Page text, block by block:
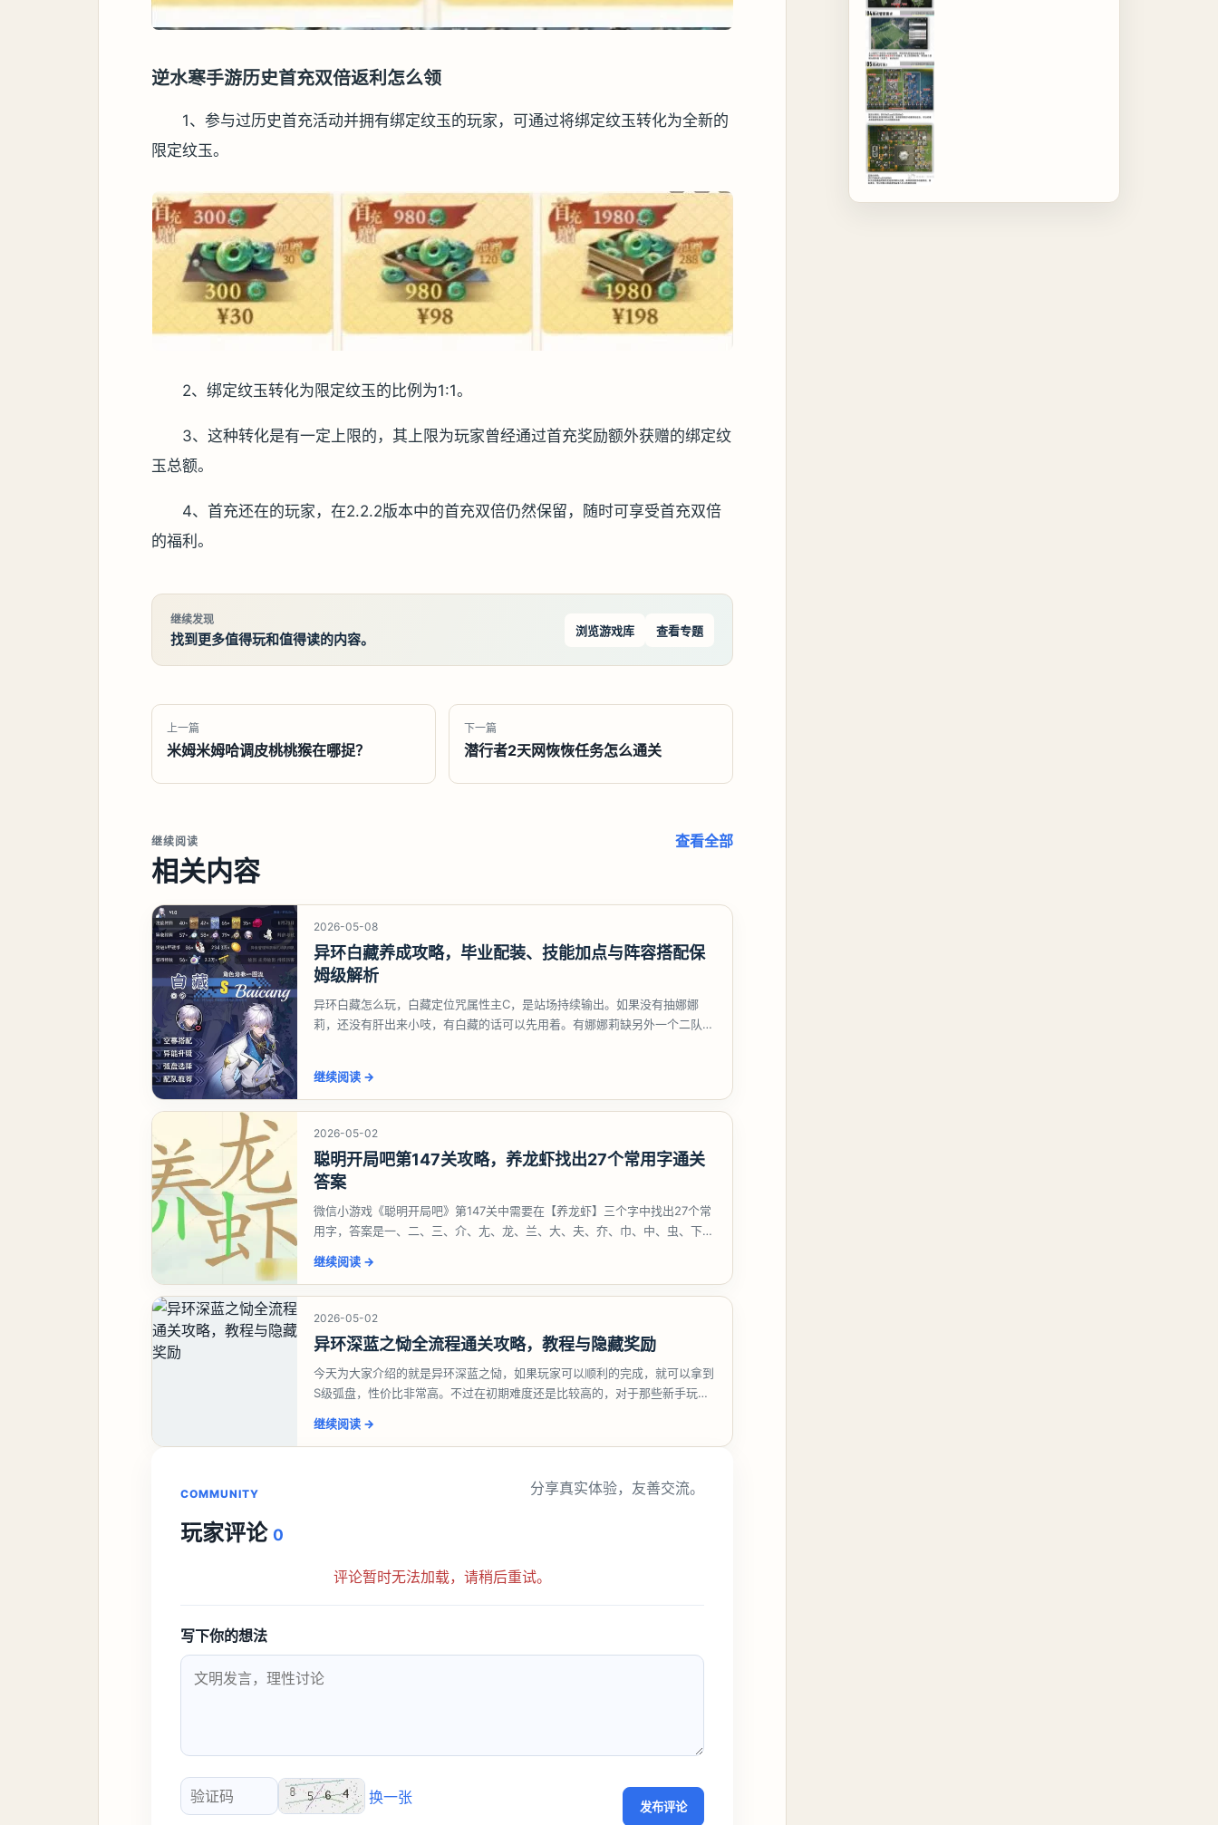
逆水寒手游历史首充双倍返利怎么领
1、参与过历史首充活动并拥有绑定纹玉的玩家，可通过将绑定纹玉转化为全新的
限定纹玉。
2、绑定纹玉转化为限定纹玉的比例为1:1。
3、这种转化是有一定上限的，其上限为玩家曾经通过首充奖励额外获赠的绑定纹
玉总额。
4、首充还在的玩家，在2.2.2版本中的首充双倍仍然保留，随时可享受首充双倍
的福利。
继续发现
找到更多值得玩和值得读的内容。
浏览游戏库 查看专题
上一篇
米姆米姆哈调皮桃桃猴在哪捉？
下一篇
潜行者2天网恢恢任务怎么通关
继续阅读
相关内容
查看全部
2026-05-08
异环白藏养成攻略，毕业配装、技能加点与阵容搭配保
姆级解析
异环白藏怎么玩，白藏定位咒属性主C，是站场持续输出。如果没有抽娜娜
莉，还没有肝出来小吱，有白藏的话可以先用着。有娜娜莉缺另外一个二队C
继续阅读 →
2026-05-02
聪明开局吧第147关攻略，养龙虾找出27个常用字通关
答案
微信小游戏《聪明开局吧》第147关中需要在【养龙虾】三个字中找出27个常
用字，答案是一、二、三、介、尢、龙、兰、大、夫、夰、巾、中、虫、下、
继续阅读 →
2026-05-02
异环深蓝之恸全流程通关攻略，教程与隐藏奖励
今天为大家介绍的就是异环深蓝之恸，如果玩家可以顺利的完成，就可以拿到
S级弧盘，性价比非常高。不过在初期难度还是比较高的，对于那些新手玩家
继续阅读 →
COMMUNITY
玩家评论 0
分享真实体验，友善交流。
评论暂时无法加载，请稍后重试。
写下你的想法
验证码
换一张
发布评论